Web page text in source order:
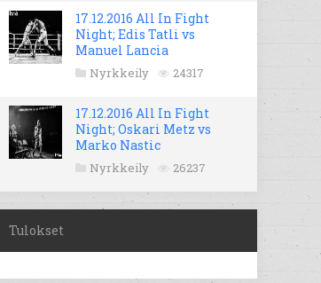
17.12.2016 All In Fight
Night; Edis Tatli vs
Manuel Lancia
Nyrkkeily 24317
17.12.2016 All In Fight
Night; Oskari Metz vs
Marko Nastic
Nyrkkeily 26237
Tulokset